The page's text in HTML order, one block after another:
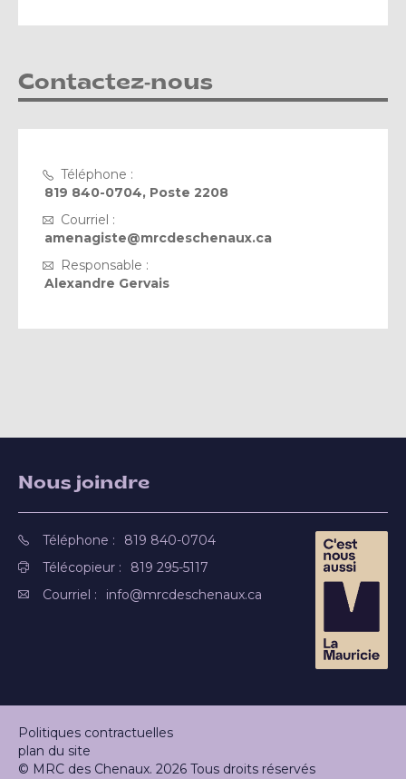
Contactez-nous
Téléphone :
819 840-0704, Poste 2208
Courriel :
amenagiste@mrcdeschenaux.ca
Responsable :
Alexandre Gervais
Nous joindre
Téléphone :
819 840-0704
Télécopieur :
819 295-5117
Courriel :
info@mrcdeschenaux.ca
Politiques contractuelles
plan du site
© MRC des Chenaux. 2026 Tous droits réservés